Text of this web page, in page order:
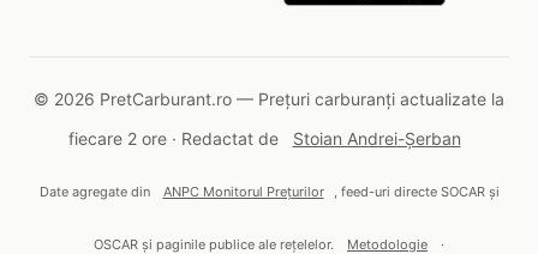
© 2026 PretCarburant.ro — Prețuri carburanți actualizate la
fiecare 2 ore · Redactat de
Stoian Andrei-Șerban
Date agregate din ANPC Monitorul Prețurilor , feed-uri directe SOCAR și
OSCAR și paginile publice ale rețelelor. Metodologie ·